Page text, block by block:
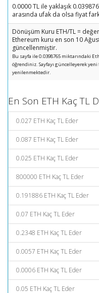
0.0000 TL ile yaklaşık
arasında ufak da olsa fiyat
Dönüşüm Kuru ETH/TL =
Ethereum kuru en son 10
güncellenmiştir.
Bu sayfa ile 0.0398765 miktarındaki
öğrendiniz. Sayfayı güncelleyerek
yenilenmektedir.
En Son ETH Kaç TL
0.027 ETH Kaç TL Eder
0.087 ETH Kaç TL Eder
0.025 ETH Kaç TL Eder
800000 ETH Kaç TL Eder
0.191886 ETH Kaç TL Eder
0.07 ETH Kaç TL Eder
0.2348 ETH Kaç TL Eder
0.0057 ETH Kaç TL Eder
0.0006 ETH Kaç TL Eder
0.05 ETH Kaç TL Eder